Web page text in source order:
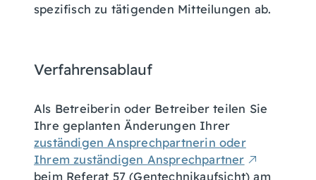
spezifisch zu tätigenden Mitteilungen ab.
Verfahrensablauf
Als Betreiberin oder Betreiber teilen Sie
Ihre geplanten Änderungen Ihrer
zuständigen Ansprechpartnerin oder
Ihrem zuständigen Ansprechpartner
beim Referat 57 (Gentechnikaufsicht) am